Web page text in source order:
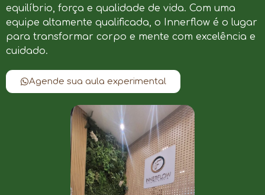
equilíbrio, força e qualidade de vida. Com uma
equipe altamente qualificada, o Innerflow é o lugar
para transformar corpo e mente com excelência e
cuidado.
Agende sua aula experimental